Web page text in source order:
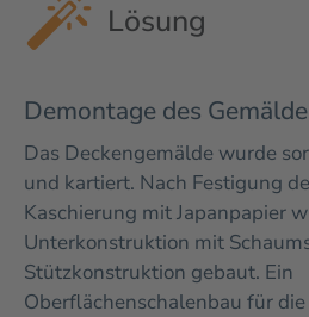
Lösung
Demontage des
Das Deckengemälde wurde
und kartiert. Nach Festigung
Kaschierung mit Japanpapier
Unterkonstruktion mit
Stützkonstruktion gebaut. Ein
Oberflächenschalenbau für